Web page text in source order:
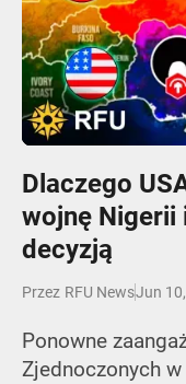
Play
Dlaczego
wojnę Nigerii
decyzją
Przez RFU NewsJun
Ponowne
Zjednoczonych